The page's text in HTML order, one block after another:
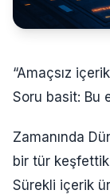
“Amaçsız
Soru basit: Bu
Zamanında
bir tür
Sürekli içerik